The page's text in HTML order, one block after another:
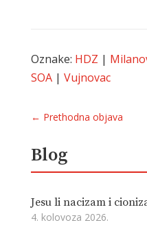
Oznake: HDZ |
SOA| Vujnovac
← Prethodna objava
Blog
Jesu li nacizam i
4. kolovoza 2026.